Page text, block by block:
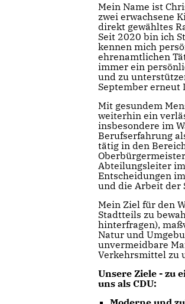
Mein Name ist
zwei erwachsene
direkt gewähltes
Seit 2020 bin ich
kennen mich
ehrenamtlichen
immer ein
und zu
September erneut
Mit gesundem
weiterhin ein
insbesondere im
Berufserfahrung
tätig in den
Abteilungsleiter
Entscheidungen
und die Arbeit der
Mein Ziel für den
Stadtteils zu
hinterfragen),
Natur und
unvermeidbare
Verkehrsmittel zu
Unsere Ziele - zu
uns als CDU: